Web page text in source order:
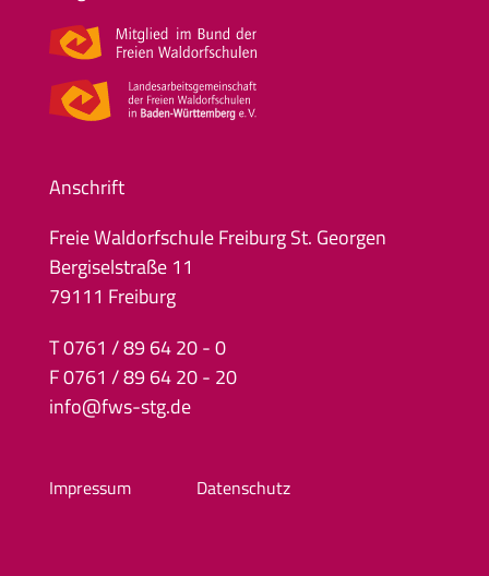
Anschrift
Freie Waldorfschule Freiburg St. Georgen
Bergiselstraße 11
79111 Freiburg
T 0761 / 89 64 20 - 0
F 0761 / 89 64 20 - 20
info@fws-stg.de
Impressum Datenschutz